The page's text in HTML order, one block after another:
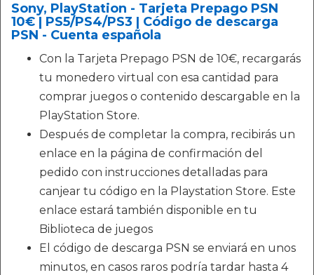
Sony, PlayStation - Tarjeta Prepago PSN
10€ | PS5/PS4/PS3 | Código de descarga
PSN - Cuenta española
Con la Tarjeta Prepago PSN de 10€, recargarás
tu monedero virtual con esa cantidad para
comprar juegos o contenido descargable en la
PlayStation Store.
Después de completar la compra, recibirás un
enlace en la página de confirmación del
pedido con instrucciones detalladas para
canjear tu código en la Playstation Store. Este
enlace estará también disponible en tu
Biblioteca de juegos
El código de descarga PSN se enviará en unos
minutos, en casos raros podría tardar hasta 4